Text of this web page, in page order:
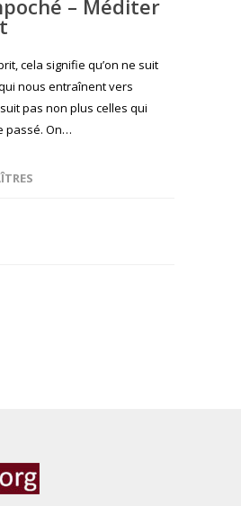
– Méditer
cela signifie qu’on ne suit
nous entraînent vers
suit pas non plus celles qui
passé. On…